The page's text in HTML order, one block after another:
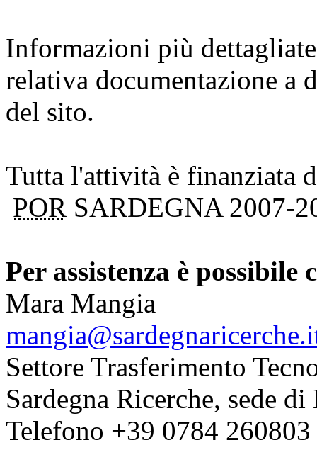
Informazioni più
relativa documentazione a
del sito.
Tutta l'attività è finanziata
POR SARDEGNA 2007-
Per assistenza è
Mara Mangia
Settore Trasferimento
Sardegna Ricerche, sede
Telefono +39 0784 260803